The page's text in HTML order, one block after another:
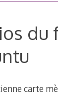
du
carte